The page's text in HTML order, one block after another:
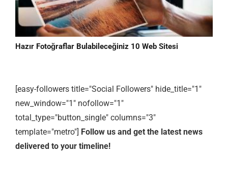
Hazır Fotoğraflar Bulabileceğiniz 10 Web Sitesi
[easy-followers title="Social Followers" hide_title="1"
new_window="1" nofollow="1"
total_type="button_single" columns="3"
template="metro"] Follow us and get the latest news
delivered to your timeline!